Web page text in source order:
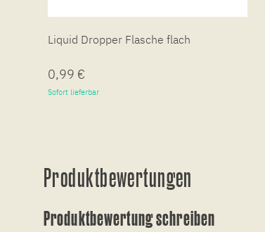
Liquid Dropper Flasche flach
0,99 €
Sofort lieferbar
Produktbewertungen
Produktbewertung schreiben